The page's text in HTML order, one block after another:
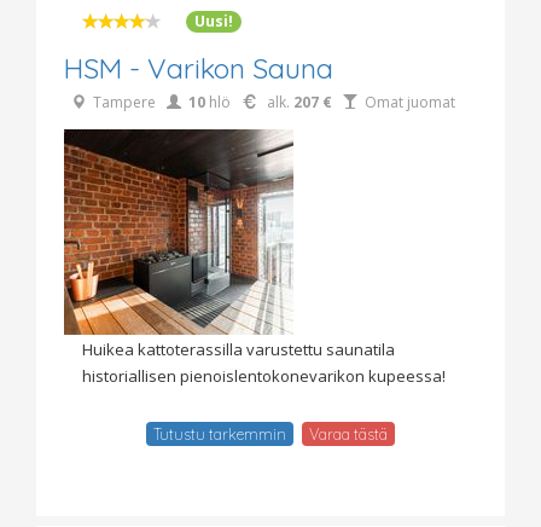
Uusi!
HSM - Varikon Sauna
Tampere 10 hlö alk. 207 € Omat juomat
Huikea kattoterassilla varustettu saunatila
historiallisen pienoislentokonevarikon kupeessa!
Tutustu tarkemmin Varaa tästä